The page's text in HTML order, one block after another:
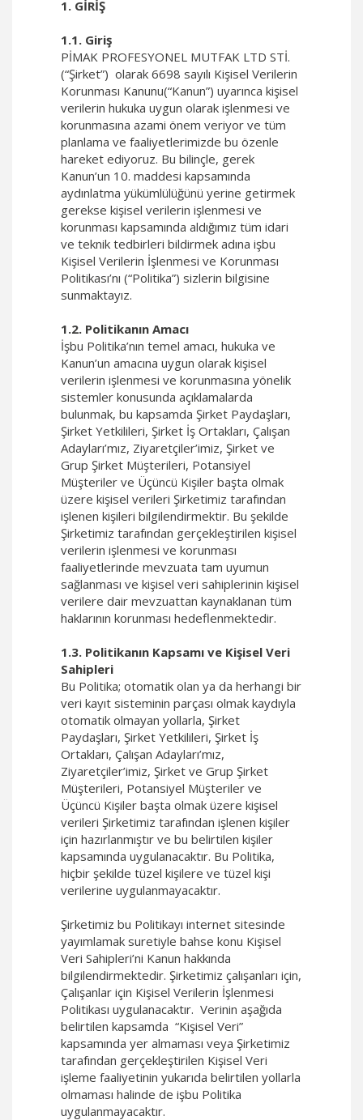
1. GİRİŞ
1.1. Giriş
PİMAK PROFESYONEL MUTFAK LTD STİ.
(“Şirket”) olarak 6698 sayılı Kişisel Verilerin
Korunması Kanunu(“Kanun”) uyarınca kişisel
verilerin hukuka uygun olarak işlenmesi ve
korunmasına azami önem veriyor ve tüm
planlama ve faaliyetlerimizde bu özenle
hareket ediyoruz. Bu bilinçle, gerek
Kanun’un 10. maddesi kapsamında
aydınlatma yükümlülüğünü yerine getirmek
gerekse kişisel verilerin işlenmesi ve
korunması kapsamında aldığımız tüm idari
ve teknik tedbirleri bildirmek adına işbu
Kişisel Verilerin İşlenmesi ve Korunması
Politikası’nı (“Politika”) sizlerin bilgisine
sunmaktayız.
1.2. Politikanın Amacı
İşbu Politika’nın temel amacı, hukuka ve
Kanun’un amacına uygun olarak kişisel
verilerin işlenmesi ve korunmasına yönelik
sistemler konusunda açıklamalarda
bulunmak, bu kapsamda Şirket Paydaşları,
Şirket Yetkilileri, Şirket İş Ortakları, Çalışan
Adayları’mız, Ziyaretçiler’imiz, Şirket ve
Grup Şirket Müşterileri, Potansiyel
Müşteriler ve Üçüncü Kişiler başta olmak
üzere kişisel verileri Şirketimiz tarafından
işlenen kişileri bilgilendirmektir. Bu şekilde
Şirketimiz tarafından gerçekleştirilen kişisel
verilerin işlenmesi ve korunması
faaliyetlerinde mevzuata tam uyumun
sağlanması ve kişisel veri sahiplerinin kişisel
verilere dair mevzuattan kaynaklanan tüm
haklarının korunması hedeflenmektedir.
1.3. Politikanın Kapsamı ve Kişisel Veri
Sahipleri
Bu Politika; otomatik olan ya da herhangi bir
veri kayıt sisteminin parçası olmak kaydıyla
otomatik olmayan yollarla, Şirket
Paydaşları, Şirket Yetkilileri, Şirket İş
Ortakları, Çalışan Adayları’mız,
Ziyaretçiler’imiz, Şirket ve Grup Şirket
Müşterileri, Potansiyel Müşteriler ve
Üçüncü Kişiler başta olmak üzere kişisel
verileri Şirketimiz tarafından işlenen kişiler
için hazırlanmıştır ve bu belirtilen kişiler
kapsamında uygulanacaktır. Bu Politika,
hiçbir şekilde tüzel kişilere ve tüzel kişi
verilerine uygulanmayacaktır.
Şirketimiz bu Politikayı internet sitesinde
yayımlamak suretiyle bahse konu Kişisel
Veri Sahipleri’ni Kanun hakkında
bilgilendirmektedir. Şirketimiz çalışanları için,
Çalışanlar için Kişisel Verilerin İşlenmesi
Politikası uygulanacaktır. Verinin aşağıda
belirtilen kapsamda “Kişisel Veri”
kapsamında yer almaması veya Şirketimiz
tarafından gerçekleştirilen Kişisel Veri
işleme faaliyetinin yukarıda belirtilen yollarla
olmaması halinde de işbu Politika
uygulanmayacaktır.